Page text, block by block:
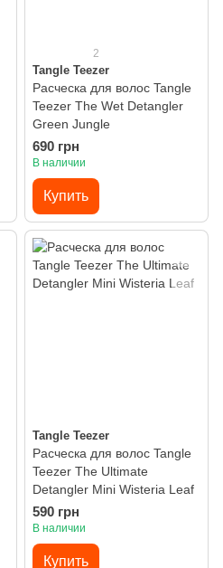
2
Tangle Teezer
Расческа для волос Tangle
Teezer The Wet Detangler
Green Jungle
690 грн
В наличии
Купить
Tangle Teezer
Расческа для волос Tangle
Teezer The Ultimate
Detangler Mini Wisteria Leaf
590 грн
В наличии
Купить